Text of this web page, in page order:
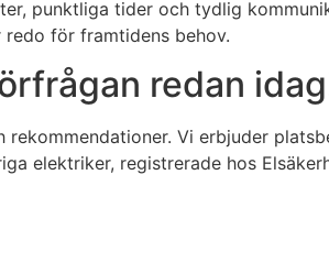
punktliga tider och tydlig
för framtidens behov.
redan
Vi erbjuder
elektriker, registrerade hos